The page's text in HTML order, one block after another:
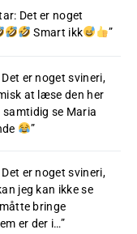
Det er noget
Smart ikk ”
er noget svineri,
at læse den her
se Maria
”
er noget svineri,
jeg kan ikke se
bringe
er der i…”